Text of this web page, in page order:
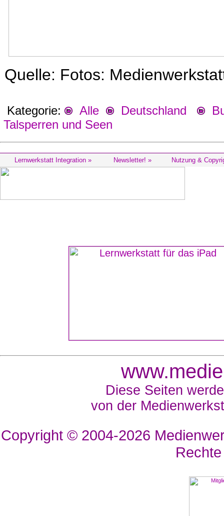
Quelle: Fotos:
Kategorie: Alle Deutschland
Talsperren und Seen
Lernwerkstatt Integration » Newsletter! » Nutzung &
Diese Seiten
von der
Copyright © 2004-2026